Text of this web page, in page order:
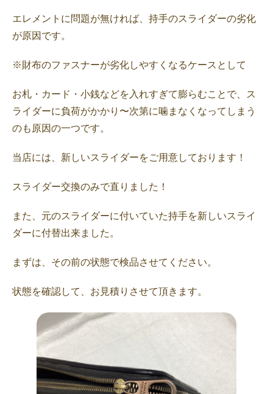
エレメントに問題が無ければ、持手のスライダーの劣化
が原因です。
※財布のファスナーが劣化しやすくなるケースとして
お札・カード・小銭などを入れすぎて膨らむことで、ス
ライダーに負荷がかかり〜次第に噛まなくなってしまう
のも原因の一つです。
当店には、新しいスライダーをご用意しております！
スライダー交換のみで直りました！
また、元のスライダーに付いていた持手を新しいスライ
ダーに付替出来ました。
まずは、その前の状態で検品させてください。
状態を確認して、お見積りさせて頂きます。